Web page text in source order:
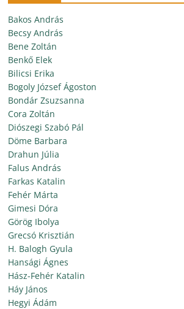
Bakos András
Becsy András
Bene Zoltán
Benkő Elek
Bilicsi Erika
Bogoly József Ágoston
Bondár Zsuzsanna
Cora Zoltán
Diószegi Szabó Pál
Döme Barbara
Drahun Júlia
Falus András
Farkas Katalin
Fehér Márta
Gimesi Dóra
Görög Ibolya
Grecsó Krisztián
H. Balogh Gyula
Hansági Ágnes
Hász-Fehér Katalin
Háy János
Hegyi Ádám